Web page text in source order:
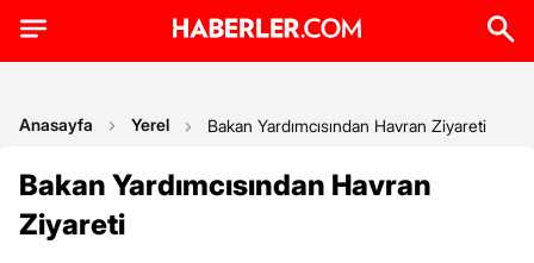
Anasayfa Yerel Bakan Yardımcısından Havran Ziyareti
Bakan Yardımcısından Havran
Ziyareti